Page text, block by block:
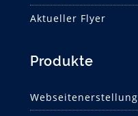
Aktueller Flyer
Produkte
Webseitenerstellung